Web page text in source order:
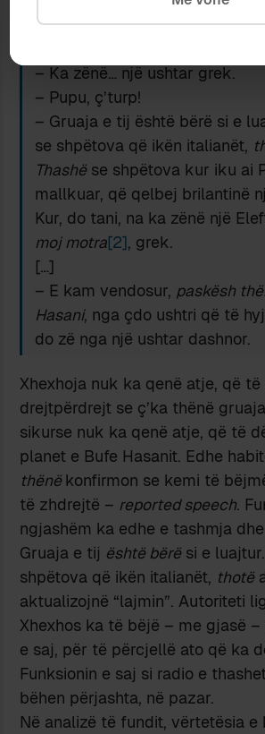
përmendej emri i Bufe
– Ka zënë… një ushtar grek.
– Pupu, ç’turp!
– Gruaja e tij është bërë si e
se shpëtova që ikën italianët,
Thashë se shpëtova kur iku ai
mallkuar, që qelbej brilantinë
Kur, do tani, na ka zënë një
moj motra[2], grek.
[…]
– E kam vendosur, paskësh
Hasani, nga çdo ushtri që të
do zë nga një ushtar dashnor.
Xhexhoja nuk ka qenë atje, që
drejtpërdrejt se ç’ka thënë
sikurse nuk ka qenë atje, që të
planet e Bufe Hasanit. Edhe
thënë konfirmon se kemi të
të zhdrejtë – reported speech.
ngjashëm ka edhe e tashmja
Gruaja e tij është bërë si e
shpëtova që ikën italianët, thotë
aktualizojnë “lajmin”. Autoriteti
Xhexhos ka të bëjë – me gjasë
e saj, për të përcjellë ato që ka
Funksionin e saj si radio e
bëhen përjashta, në pazar.
Në analizë të fundit, vërtetësia e